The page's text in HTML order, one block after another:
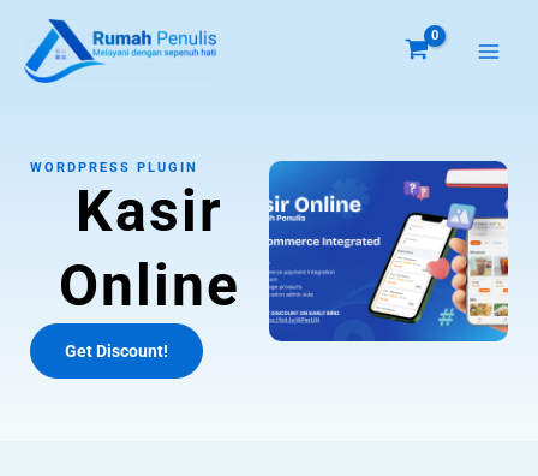
content
WORDPRESS PLUGIN
Kasir
Online
Get Discount!